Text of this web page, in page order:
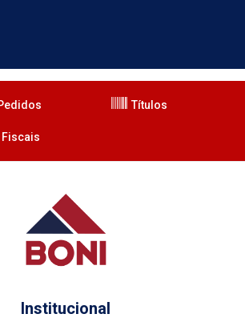
Títulos
Fiscais
Institucional